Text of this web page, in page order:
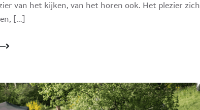
van het kijken, van het horen ook. Het plezier zich
[…]